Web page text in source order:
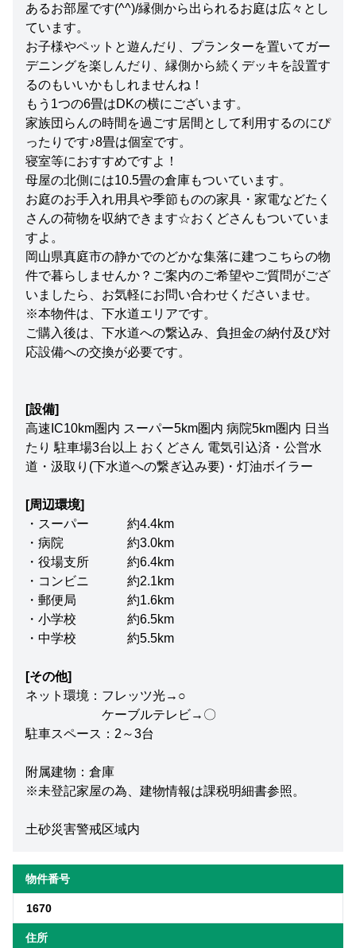
あるお部屋です(^^)/縁側から出られるお庭は広々とし
ています。
お子様やペットと遊んだり、プランターを置いてガー
デニングを楽しんだり、縁側から続くデッキを設置す
るのもいいかもしれませんね！
もう1つの6畳はDKの横にございます。
家族団らんの時間を過ごす居間として利用するのにぴ
ったりです♪8畳は個室です。
寝室等におすすめですよ！
母屋の北側には10.5畳の倉庫もついています。
お庭のお手入れ用具や季節ものの家具・家電などたく
さんの荷物を収納できます☆おくどさんもついていま
すよ。
岡山県真庭市の静かでのどかな集落に建つこちらの物
件で暮らしませんか？ご案内のご希望やご質問がござ
いましたら、お気軽にお問い合わせくださいませ。
※本物件は、下水道エリアです。
ご購入後は、下水道への繋込み、負担金の納付及び対
応設備への交換が必要です。
[設備]
高速IC10km圏内 スーパー5km圏内 病院5km圏内 日当
たり 駐車場3台以上 おくどさん 電気引込済・公営水
道・汲取り(下水道への繋ぎ込み要)・灯油ボイラー
[周辺環境]
・スーパー 約4.4km
・病院 約3.0km
・役場支所 約6.4km
・コンビニ 約2.1km
・郵便局 約1.6km
・小学校 約6.5km
・中学校 約5.5km
[その他]
ネット環境：フレッツ光→○
ケーブルテレビ→〇
駐車スペース：2～3台
附属建物：倉庫
※未登記家屋の為、建物情報は課税明細書参照。
土砂災害警戒区域内
物件番号
1670
住所